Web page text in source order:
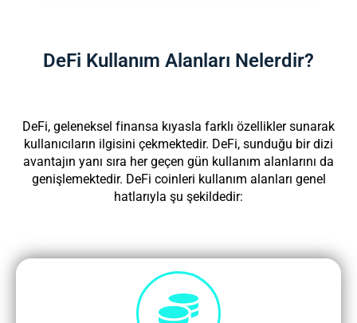
DeFi Kullanım Alanları Nelerdir?
DeFi, geleneksel finansa kıyasla farklı özellikler sunarak
kullanıcıların ilgisini çekmektedir. DeFi, sunduğu bir dizi
avantajın yanı sıra her geçen gün kullanım alanlarını da
genişlemektedir. DeFi coinleri kullanım alanları genel
hatlarıyla şu şekildedir: